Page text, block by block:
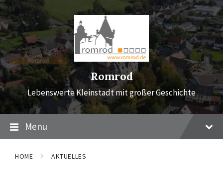
Skip
to
content
Skip
to
main
navigation
Skip
to
footer
Romrod
Lebenswerte Kleinstadt mit großer Geschichte
Menu
HOME AKTUELLES